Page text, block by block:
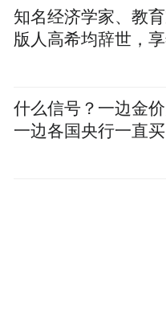
知名经济学家、教
版人高希均辞世，
什么信号？一边金价
一边各国央行一直买